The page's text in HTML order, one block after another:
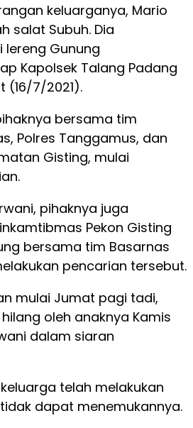
keluarganya, Mario
salat Subuh. Dia
lereng Gunung
Kapolsek Talang Padang
(16/7/2021).
bersama tim
Polres Tanggamus, dan
Gisting, mulai
pihaknya juga
Pekon Gisting
bersama tim Basarnas
pencarian tersebut.
mulai Jumat pagi tadi,
oleh anaknya Kamis
dalam siaran
telah melakukan
dapat menemukannya.